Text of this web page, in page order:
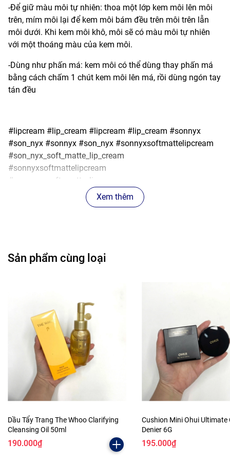
-Để giữ màu môi tự nhiên: thoa một lớp kem môi lên môi
trên, mím môi lại để kem môi bám đều trên môi trên lẫn
môi dưới. Khi kem môi khô, môi sẽ có màu môi tự nhiên
với một thoáng màu của kem môi.
-Dùng như phấn má: kem môi có thể dùng thay phấn má
bằng cách chấm 1 chút kem môi lên má, rồi dùng ngón tay
tán đều
#lipcream #lip_cream #lipcream #lip_cream #sonnyx
#son_nyx #sonnyx #son_nyx #sonnyxsoftmattelipcream
#son_nyx_soft_matte_lip_cream
#sonnyxsoftmattelipcream
#son_nyx_soft_matte_lip_cream
Xem thêm
Sản phẩm cùng loại
Dầu Tẩy Trang The Whoo Clarifying
Cleansing Oil 50ml
190.000₫
Cushion Mini Ohui Ultimate
Denier 6G
195.000₫